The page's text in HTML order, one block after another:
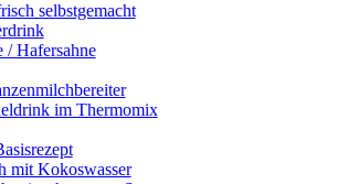
selbstgemacht
/ Hafersahne
im Thermomix
mit Kokoswasser